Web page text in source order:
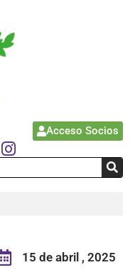
Acceso Socios
15 de abril , 2025